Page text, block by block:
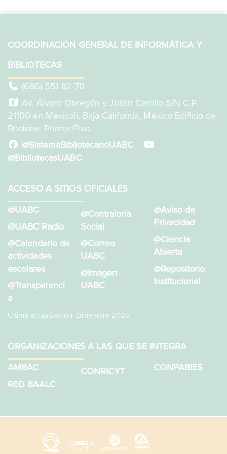
COORDINACIÓN GENERAL DE INFORMÁTICA Y
BIBLIOTECAS
(686) 551-82-70
Av. Álvaro Obregón y Julián Carrillo S/N C.P.
21100 en Mexicali, Baja California, México Edificio de
Rectoría, Primer Piso.
@SistemaBibliotecarioUABC
@BibliotecasUABC
ACCESO A SITIOS OFICIALES
@UABC
@UABC Radio
@Calendario de
actividades
escolares
@Transparenci
a
@Contraloría
Social
@Correo
UABC
@Imagen
UABC
@Aviso de
Privacidad
@Ciencia
Abierta
@Repositorio
Institucional
Última actualización: Diciembre 2025
ORGANIZACIONES A LAS QUE SE INTEGRA
AMBAC
RED BAALC
CONRICYT CONPABIES